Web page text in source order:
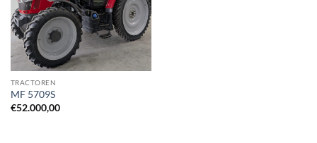
TRACTOREN
MF 5709S
€52.000,00